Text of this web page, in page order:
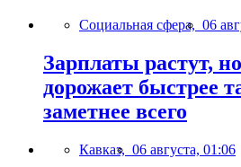
Социальная сфера, 06
Зарплаты растут,
дорожает быстрее
заметнее всего
Кавказ, 06 августа, 01:06